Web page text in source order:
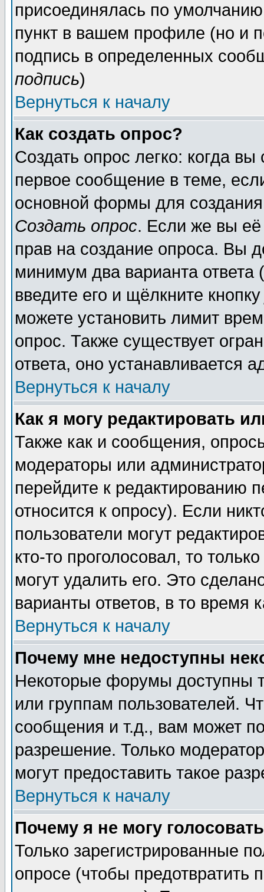
присоединялась по
пункт в вашем профиле (но и
подпись в определенных
подпись)
Вернуться к началу
Как создать опрос?
Создать опрос легко: когда
первое сообщение в теме,
основной формы для
Создать опрос. Если же вы её
прав на создание опроса. Вы
минимум два варианта ответа
введите его и щёлкните
можете установить лимит
опрос. Также существует
ответа, оно устанавливается
Вернуться к началу
Как я могу редактировать
Также как и сообщения,
модераторы или
перейдите к редактированию
относится к опросу). Если
пользователи могут
кто-то проголосовал, то
могут удалить его. Это
варианты ответов, в то время
Вернуться к началу
Почему мне недоступны
Некоторые форумы доступны
или группам пользователей.
сообщения и т.д., вам может
разрешение. Только
могут предоставить такое
Вернуться к началу
Почему я не могу
Только зарегистрированные
опросе (чтобы предотвратить